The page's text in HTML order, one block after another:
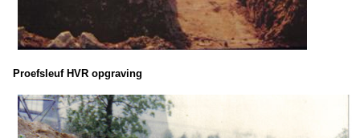
Proefsleuf HVR opgraving